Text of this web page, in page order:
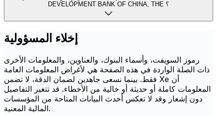
DEVELOPMENT BANK OF CHINA, THE ؟
إخلاء المسؤولية
رموز السويفت، وأسماء البنوك، والعناوين، والمعلومات الأخرى
ذات الصلة الواردة في هذه الصفحة هي لأغراض المعلومات العامة
فقط. بينما نسعى جاهدين لضمان الدقة، لا تضمن Xe أن
المعلومات كاملة أو حديثة أو خالية من الأخطاء. قد تتغير التفاصيل
دون إشعار وقد لا تعكس أحدث البيانات المتاحة من المؤسسات
المالية المعنية.